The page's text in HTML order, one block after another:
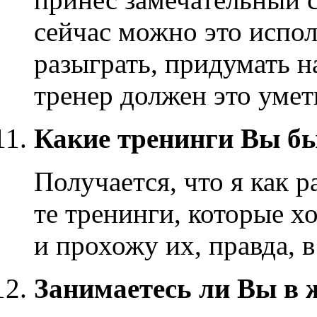
сейчас можно это
разыграть, придумать
тренер должен это
Какие тренинги Вы
Получается, что я как
те тренинги, которые
и прохожу их, правда,
Занимаетесь ли Вы в